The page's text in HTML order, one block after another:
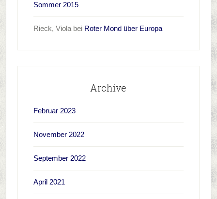
Sommer 2015
Rieck, Violabei Roter Mond über Europa
Archive
Februar 2023
November 2022
September 2022
April 2021